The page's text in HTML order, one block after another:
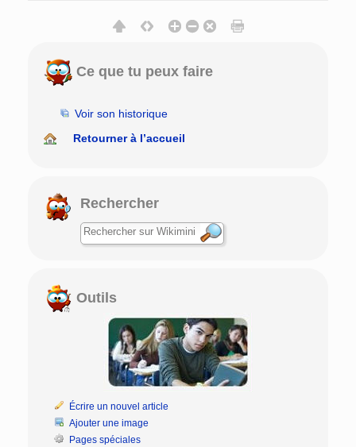
Ce que tu peux faire
Voir son historique
Retourner à l’accueil
Rechercher
Outils
Écrire un nouvel article
Ajouter une image
Pages spéciales